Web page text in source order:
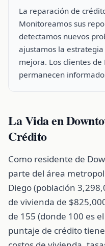
La reparación de
Monitoreamos sus
detectamos nuevos
ajustamos la
mejora. Los clientes
permanecen
La Vida en
Crédito
Como residente de
parte del área
Diego (población
de vivienda de
de 155 (donde 100 es
puntaje de crédito